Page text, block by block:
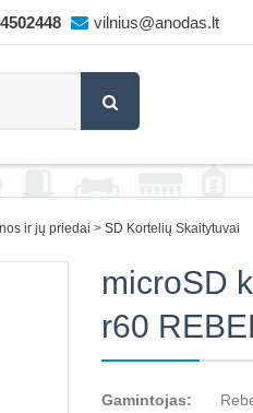
vilnius@anodas.lt
ir jų priedai SD Kortelių Skaitytuvai
microSD
r60
Gamintojas: